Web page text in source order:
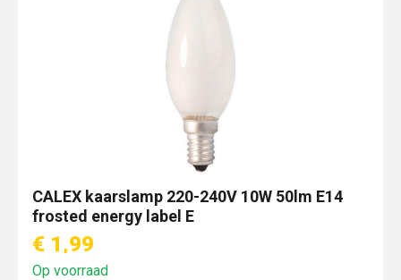
CALEX kaarslamp 220-240V 10W 50lm E14
frosted energy label E
€ 1,99
Op voorraad